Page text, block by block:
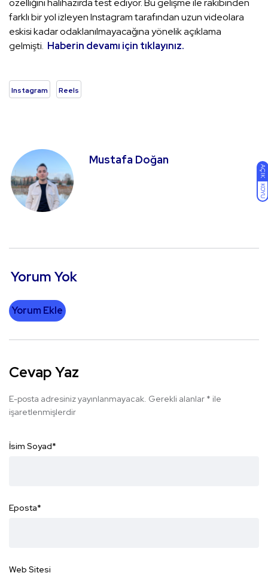
AÇIK
KOYU
farklı bir yol izleyen Instagram tarafından uzun videolara
eskisi kadar odaklanılmayacağına yönelik açıklama
gelmişti. Haberin devamı için tıklayınız.
Instagram Reels
Mustafa Doğan
Yorum Yok
Yorum Ekle
Cevap Yaz
E-posta adresiniz yayınlanmayacak. Gerekli alanlar * ile
işaretlenmişlerdir
İsim Soyad*
Eposta*
Web Sitesi